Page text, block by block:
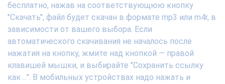
бесплатно, нажав на соответствующюю кнопку
"Скачать", файл будет скачан в формате mp3 или m4r, в
зависимости от вашего выбора. Если
автоматического скачивания не началось после
нажатия на кнопку, жмите над кнопкой — правой
клавишей мышки, и выбирайте "Сохранить ссылку
как ...". В мобильных устройствах надо нажать и